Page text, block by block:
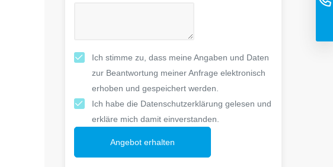
Ich stimme zu, dass meine Angaben und Daten
zur Beantwortung meiner Anfrage elektronisch
erhoben und gespeichert werden.
Ich habe die Datenschutzerklärung gelesen und
erkläre mich damit einverstanden.
Angebot erhalten